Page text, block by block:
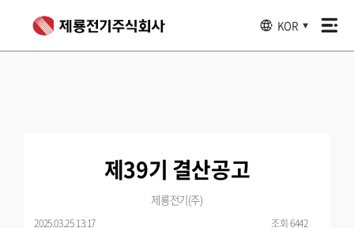
KOR ▼
제39기 결산공고
제룡전기(주)
2025.03.25 13:17 조회 6442